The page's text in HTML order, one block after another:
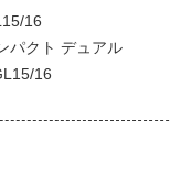
16
パクト デュアル
16